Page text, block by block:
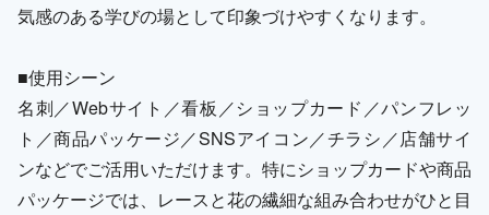
気感のある学びの場として印象づけやすくなります。
■使用シーン
名刺／Webサイト／看板／ショップカード／パンフレッ
ト／商品パッケージ／SNSアイコン／チラシ／店舗サイ
ンなどでご活用いただけます。特にショップカードや商品
パッケージでは、レースと花の繊細な組み合わせがひと目